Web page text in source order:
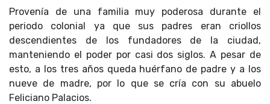
Provenía de una familia muy poderosa durante el
periodo colonial ya que sus padres eran criollos
descendientes de los fundadores de la ciudad,
manteniendo el poder por casi dos siglos. A pesar de
esto, a los tres años queda huérfano de padre y a los
nueve de madre, por lo que se cría con su abuelo
Feliciano Palacios.